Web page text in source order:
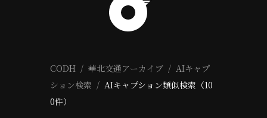
CODH 華北交通アーカイブ
AIキャプ
ション検索
AIキャプション類似検索（10
0件）